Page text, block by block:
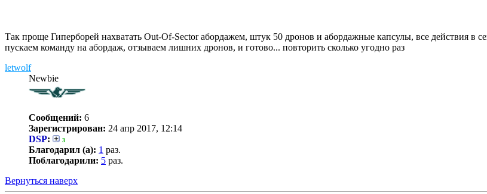
Так проще Гиперборей нахватать Out-Of-Sector абордажем, штук 50 дронов и абордажные капсулы, все действия в
пускаем команду на абордаж, отзываем лишних дронов, и готово... повторить сколько угодно раз
letwolf
Newbie
Сообщений: 6
Зарегистрирован: 24 апр 2017, 12:14
DSP: 3
Благодарил (а): 1 раз.
Поблагодарили: 5 раз.
Вернуться наверх